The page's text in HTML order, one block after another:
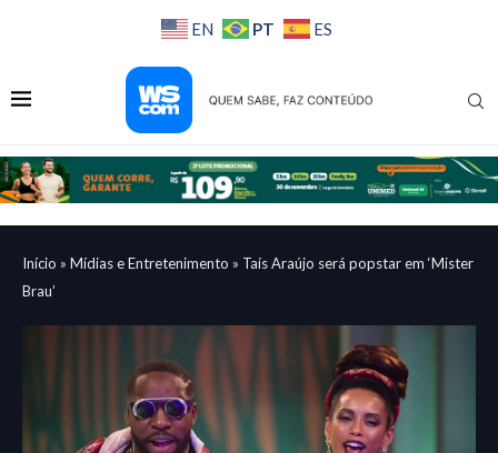
EN PT ES
Início » Mídias e Entretenimento » Taís Araújo será popstar em ‘Mister
Brau’